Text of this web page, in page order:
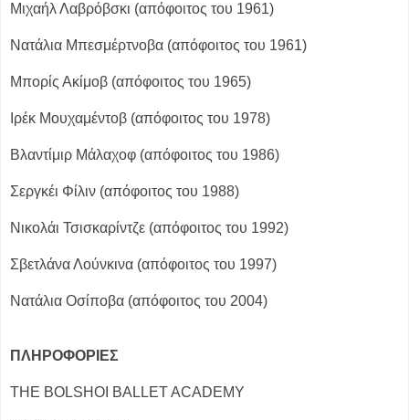
Μιχαήλ Λαβρόβσκι (απόφοιτος του 1961)
Νατάλια Μπεσμέρτνοβα (απόφοιτος του 1961)
Μπορίς Ακίμοβ (απόφοιτος του 1965)
Ιρέκ Μουχαμέντοβ (απόφοιτος του 1978)
Βλαντίμιρ Μάλαχοφ (απόφοιτος του 1986)
Σεργκέι Φίλιν (απόφοιτος του 1988)
Νικολάι Τσισκαρίντζε (απόφοιτος του 1992)
Σβετλάνα Λούνκινα (απόφοιτος του 1997)
Νατάλια Oσίποβα (απόφοιτος του 2004)
ΠΛΗΡΟΦΟΡΙΕΣ
THE BOLSHOI BALLET ACADEMY